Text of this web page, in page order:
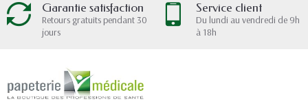
Garantie satisfaction
Retours gratuits pendant 30
jours
Service client
Du lundi au vendredi de 9h
à 18h